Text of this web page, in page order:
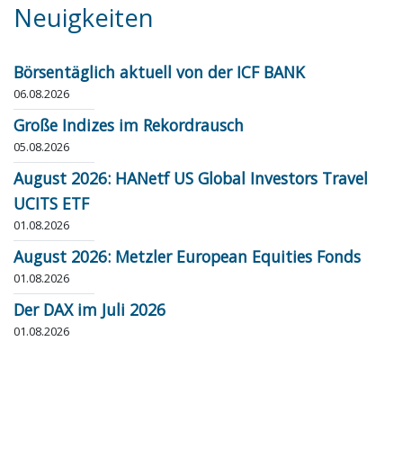
Neuigkeiten
Börsentäglich aktuell von der ICF BANK
06.08.2026
Große Indizes im Rekordrausch
05.08.2026
August 2026: HANetf US Global Investors Travel
UCITS ETF
01.08.2026
August 2026: Metzler European Equities Fonds
01.08.2026
Der DAX im Juli 2026
01.08.2026